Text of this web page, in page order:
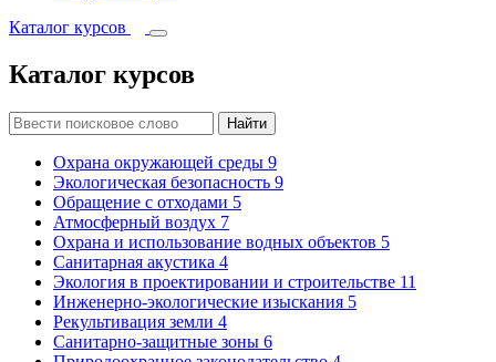
Каталог курсов
Каталог курсов
Найти
Охрана окружающей среды 9
Экологическая безопасность 9
Обращение с отходами 5
Атмосферный воздух 7
Охрана и использование водных объектов 5
Санитарная акустика 4
Экология в проектировании и строительстве 11
Инженерно-экологические изыскания 5
Рекультивация земли 4
Санитарно-защитные зоны 6